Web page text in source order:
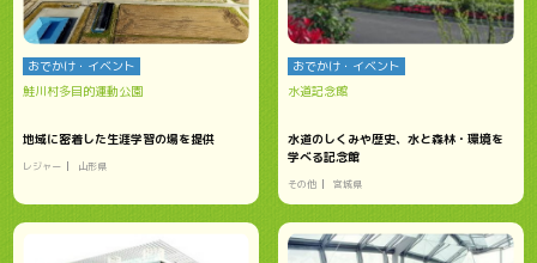
おでかけ・イベント
鮭川村多目的運動公園
地域に密着した生涯学習の場を提供
レジャー 山形県
おでかけ・イベント
水道記念館
水道のしくみや歴史、水と森林・環境を
学べる記念館
その他 宮城県